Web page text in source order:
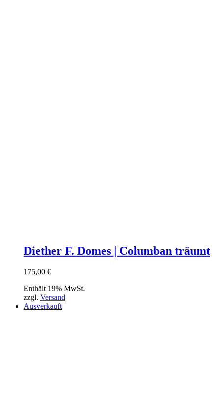
Diether F. Domes | Columban träumt
175,00 €
Enthält 19% MwSt.
zzgl. Versand
Ausverkauft